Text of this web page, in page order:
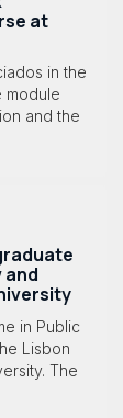
at
in the
module
and the
and
in Public
Lisbon
The